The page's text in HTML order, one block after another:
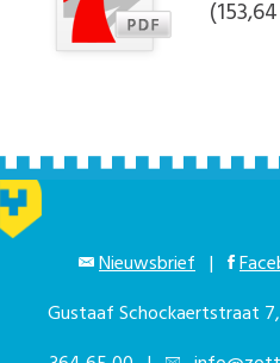
Nieuwsbrief |
Gustaaf Schockaertstraat